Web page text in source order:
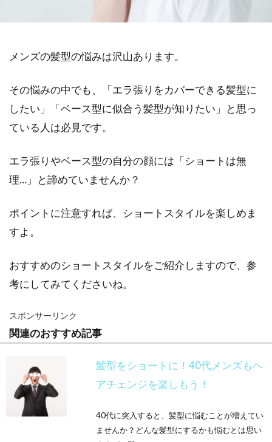
メンズの髪型の悩みは沢山あります。
その悩みの中でも、「エラ張りをカバーできる髪型に
したい」「ベース型に似合う髪型が知りたい」と思っ
ている人は必見です。
エラ張りやベース型の自分の顔には「ショートは無
理…」と諦めていませんか？
ポイントに注意すれば、ショートスタイルを楽しめま
すよ。
おすすめのショートスタイルをご紹介しますので、参
考にしてみてくださいね。
スポンサーリンク
関連のおすすめ記事
髪型をショートに！40代メンズもヘ
アチェンジを楽しもう！
40代に突入すると、髪型に悩むことが増えてい
ませんか？どんな髪型にするかも悩むとは思い